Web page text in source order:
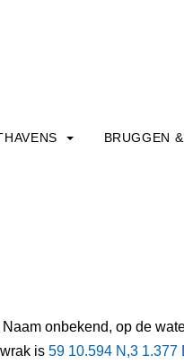
BRUGGEN
onbekend, op de
is 59 10.594 N,3 1.377